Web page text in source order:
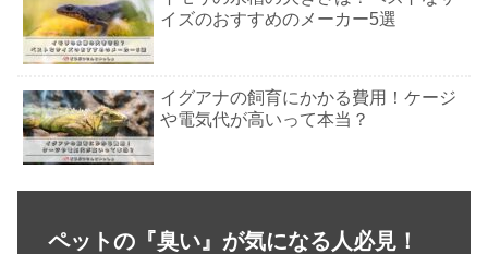
イズのおすすめのメーカー5選
イグアナの飼育にかかる費用！ケージ
や電気代が高いって本当？
ペットの『臭い』が気になる人必見！